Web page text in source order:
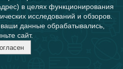
в целях функционирования
исследований и обзоров.
данные обрабатывались,
сайт.